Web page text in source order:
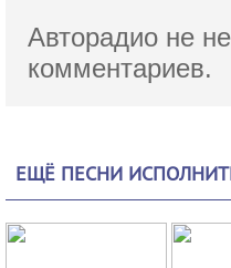
Авторадио не
комментариев.
ЕЩЁ ПЕСНИ